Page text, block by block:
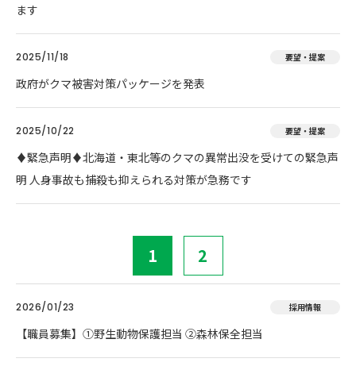
ます
2025/11/18 要望・提案
政府がクマ被害対策パッケージを発表
2025/10/22 要望・提案
♦️緊急声明♦️北海道・東北等のクマの異常出没を受けての緊急声
明 人身事故も捕殺も抑えられる対策が急務です
1 2
2026/01/23 採用情報
【職員募集】①野生動物保護担当 ②森林保全担当